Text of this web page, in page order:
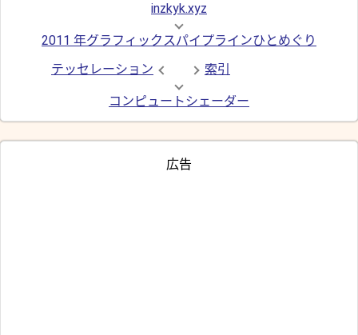
inzkyk.xyz
2011 年グラフィックスパイプラインひとめぐり
テッセレーション
索引
コンピュートシェーダー
広告